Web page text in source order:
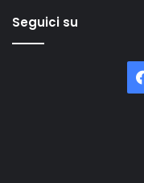
Seguici su